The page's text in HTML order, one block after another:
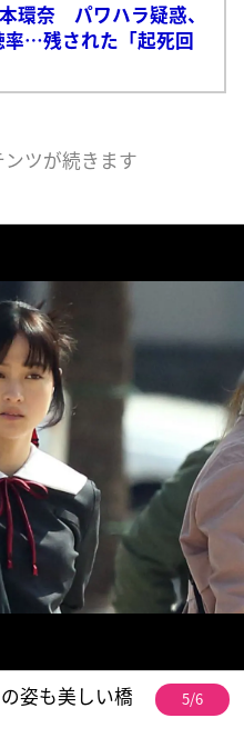
環奈 パワハラ疑惑、
率…残された「起死回
ツが続きます
姿も美しい橋
5/6